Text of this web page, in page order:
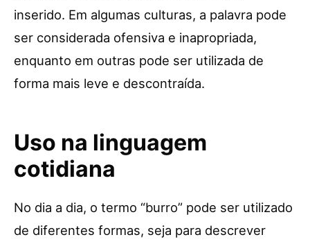
inserido. Em algumas culturas, a palavra pode
ser considerada ofensiva e inapropriada,
enquanto em outras pode ser utilizada de
forma mais leve e descontraída.
Uso na linguagem
cotidiana
No dia a dia, o termo “burro” pode ser utilizado
de diferentes formas, seja para descrever